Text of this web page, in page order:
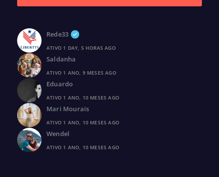
Rede33
ATIVO 1 DAY, 5 HORAS AGO
Saldanha
ATIVO 1 ANO, 9 MESES AGO
Eduardo
ATIVO 1 ANO, 10 MESES AGO
Mari Mourais
ATIVO 1 ANO, 10 MESES AGO
Wendel
ATIVO 1 ANO, 10 MESES AGO